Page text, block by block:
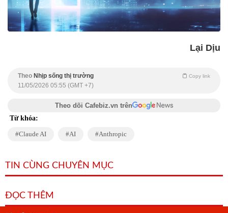
Lại Dịu
Theo Nhịp sống thị trường Copy link
11/05/2026 05:55 (GMT +7)
Theo dõi Cafebiz.vn trên
Từ khóa:
Claude AI AI Anthropic
TIN CÙNG CHUYÊN MỤC
ĐỌC THÊM